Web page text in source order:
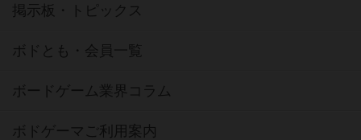
掲示板・トピックス
ボドとも・会員一覧
ボードゲーム業界コラム
ボドゲーマご利用案内